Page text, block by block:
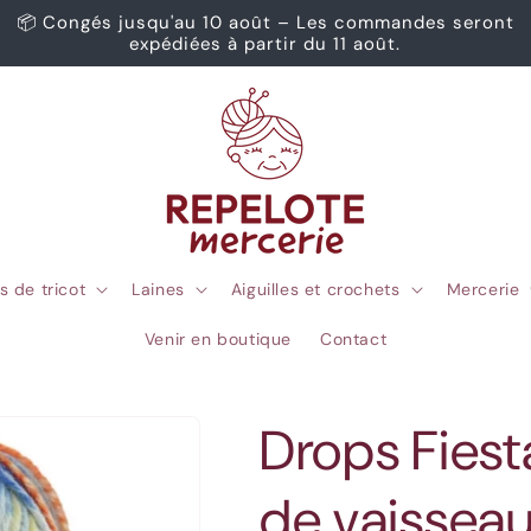
📦 Congés jusqu'au 10 août – Les commandes seront
expédiées à partir du 11 août.
de tricot Laines Aiguilles et crochets Mercerie
Venir en boutique Contact
Drops